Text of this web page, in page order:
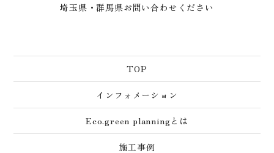
埼玉県・群馬県お問い合わせください
TOP
インフォメーション
Eco.green planningとは
施工事例